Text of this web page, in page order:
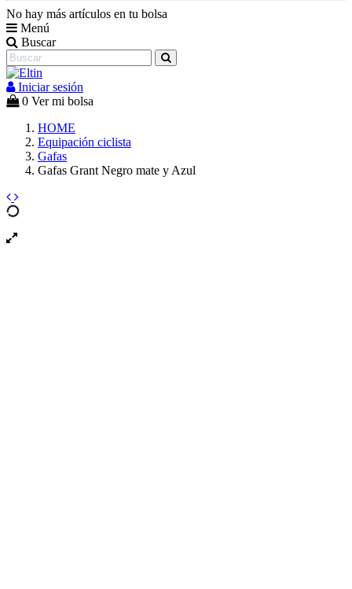
No hay más artículos en tu bolsa
Menú
Buscar
Iniciar sesión
0 Ver mi bolsa
HOME
Equipación ciclista
Gafas
Gafas Grant Negro mate y Azul